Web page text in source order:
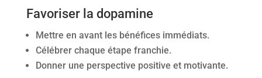
Favoriser la dopamine
Mettre en avant les bénéfices immédiats.
Célébrer chaque étape franchie.
Donner une perspective positive et motivante.